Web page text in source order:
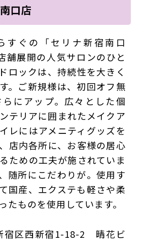
口店
すぐの「セリナ新宿南口
舗展開の人気サロンのひと
ロックは、持続性を大きく
。ご新規様は、初回オフ無
にアップ。広々とした個
テリアに囲まれたメイクア
レにはアメニティグッズを
店内各所に、お客様の居心
ための工夫が施されていま
随所にこだわりが。使用す
国産、エクステも軽さや柔
たものを使用しています。
宿区西新宿1-18-2 晴花ビ